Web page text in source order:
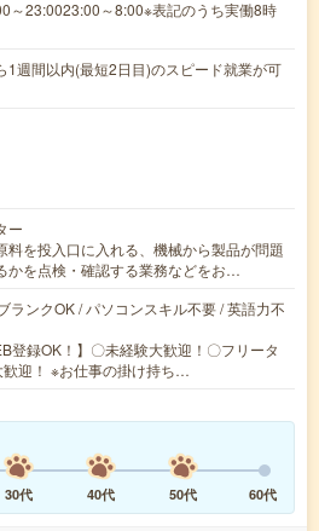
～23:0023:00～8:00※表記のうち実働8時
1週間以内(最短2日目)のスピード就業が可
ー
料を投入口に入れる、機械から製品が問題
かを点検・確認する業務などをお…
ランクOK / パソコンスキル不要 / 英語力不
登録OK！】〇未経験大歓迎！〇フリータ
迎！ ※お仕事の掛け持ち…
30代 40代 50代 60代